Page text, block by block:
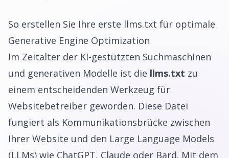
So erstellen Sie Ihre erste llms.txt für optimale
Generative Engine Optimization
Im Zeitalter der KI-gestützten Suchmaschinen
und generativen Modelle ist die llms.txt zu
einem entscheidenden Werkzeug für
Websitebetreiber geworden. Diese Datei
fungiert als Kommunikationsbrücke zwischen
Ihrer Website und den Large Language Models
(LLMs) wie ChatGPT, Claude oder Bard. Mit dem